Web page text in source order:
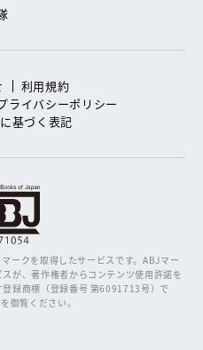
利用規約
ライバシーポリシー
基づく表記
ークを取得したサービスです。ABJマー
が、著作権者からコンテンツ使用許諾を
録商標（登録番号 第6091713号）で
御覧ください。